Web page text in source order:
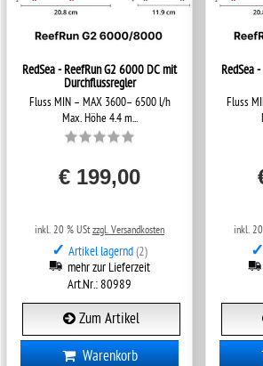
RedSea - ReefRun G2 6000 DC mit
Durchflussregler
Fluss MIN – MAX 3600– 6500 l/h
Max. Höhe 4.4 m...
€ 199,00
inkl. 20 % USt zzgl. Versandkosten
✓ Artikel lagernd(2)
mehr zur Lieferzeit
Art.Nr.: 80989
Zum Artikel
Warenkorb
RedSea
Fluss
inkl.
✓